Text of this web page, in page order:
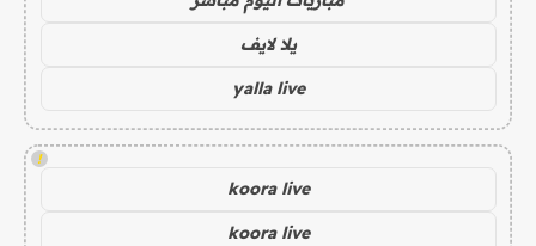
يلا لايف
yalla live
!
koora live
koora live